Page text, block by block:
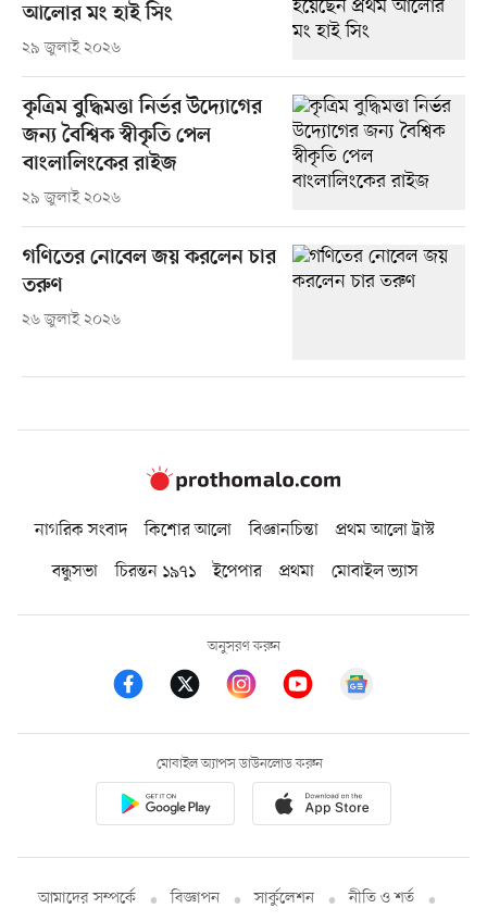
আলোর মং হাই সিং
২৯ জুলাই ২০২৬
কৃত্রিম বুদ্ধিমত্তা নির্ভর উদ্যোগের
জন্য বৈশ্বিক স্বীকৃতি পেল
বাংলালিংকের রাইজ
২৯ জুলাই ২০২৬
গণিতের নোবেল জয় করলেন চার
তরুণ
২৬ জুলাই ২০২৬
নাগরিক সংবাদ কিশোর আলো বিজ্ঞানচিন্তা
প্রথম আলো ট্রাস্ট
বন্ধুসভা
চিরন্তন ১৯৭১ ইপেপার প্রথমা মোবাইল ভ্যাস
অনুসরণ করুন
মোবাইল অ্যাপস ডাউনলোড করুন
আমাদের সম্পর্কে বিজ্ঞাপন সার্কুলেশন নীতি ও শর্ত